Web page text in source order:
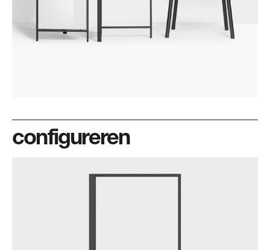
configureren